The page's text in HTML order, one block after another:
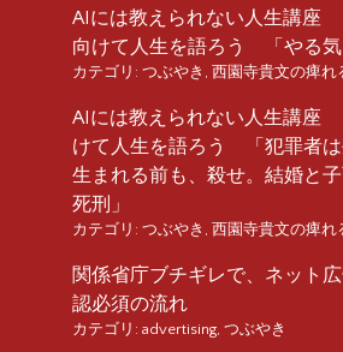
AIには教えられない人生講座
向けて人生を語ろう 「やる気
カテゴリ: つぶやき , 西園寺貴文の痺れ
AIには教えられない人生講座
けて人生を語ろう 「犯罪者は
生まれる前も、殺せ。結婚と
死刑」
カテゴリ: つぶやき , 西園寺貴文の痺れ
関係省庁ブチギレで、ネット
認必須の流れ
カテゴリ: advertising, つぶやき